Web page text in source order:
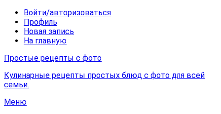
Войти/авторизоваться
Профиль
Новая запись
На главную
Простые рецепты с фото
Кулинарные рецепты простых блюд с фото для всей
семьи.
Меню